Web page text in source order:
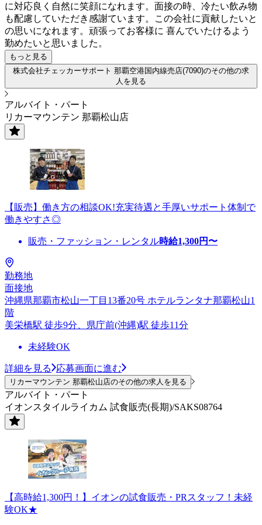
に対応良く自然に笑顔になれます。面接の時、冷たい飲み物
も配慮していただき感謝ています。この会社に貢献したいと
の思いになれます。頑張ってお客様に 喜んでいたけるよう
勤めたいと思いました。
もっと見る
株式会社チェッカーサポート 那覇空港国内線売店(7090)のその他の求
人を見る
アルバイト・パート
リカーマウンテン 那覇松山店
【販売】働き方の相談OK!充実待遇と手厚いサポート体制で
働きやすさ◎
販売・ファッション・レンタル時給1,300円〜
勤務地
面接地
沖縄県那覇市松山一丁目13番20号 ホテルランタナ那覇松山1
階
美栄橋駅 徒歩9分、県庁前(沖縄)駅 徒歩11分
未経験OK
詳細を見る 応募画面に進む
リカーマウンテン 那覇松山店のその他の求人を見る
アルバイト・パート
イオンスタイルライカム 試食販売(長期)/SAKS08764
【高時給1,300円！】イオンの試食販売・PRスタッフ！未経
験OK★